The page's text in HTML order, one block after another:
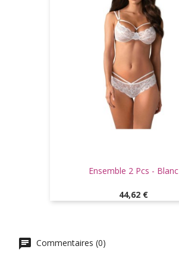
Ensemble 2 Pcs - Blanc
Prix
44,62 €
Commentaires (0)